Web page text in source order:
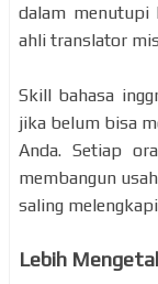
dalam menutupi
ahli translator
Skill bahasa
jika belum bisa
Anda. Setiap
membangun
saling
Lebih